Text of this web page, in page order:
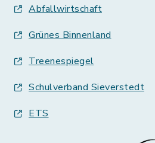
Abfallwirtschaft
Grünes Binnenland
Treenespiegel
Schulverband Sieverstedt
ETS